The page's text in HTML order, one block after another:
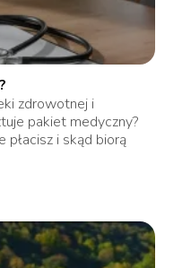
zdrowotnej i
pakiet medyczny?
płacisz i skąd biorą